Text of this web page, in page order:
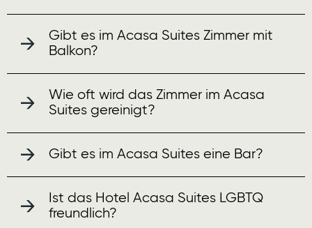
Gibt es im Acasa Suites Zimmer mit
Balkon?
Wie oft wird das Zimmer im Acasa
Suites gereinigt?
Gibt es im Acasa Suites eine Bar?
Ist das Hotel Acasa Suites LGBTQ
freundlich?